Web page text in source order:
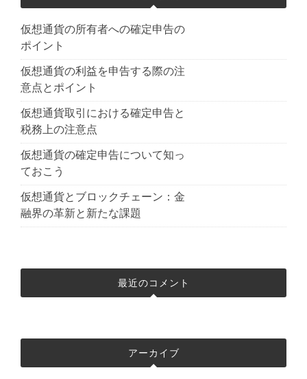
仮想通貨の所有者への確定申告の
ポイント
仮想通貨の利益を申告する際の注
意点とポイント
仮想通貨取引における確定申告と
税務上の注意点
仮想通貨の確定申告について知っ
ておこう
仮想通貨とブロックチェーン：金
融界の革新と新たな課題
最近のコメント
アーカイブ